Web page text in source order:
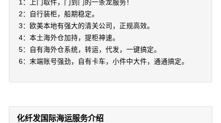
1：上门取件，门到门的一条龙服务！
2：自行装柜，船期稳定。
3：欧美本地有强大的清关公司，正规高效。
4：本土海外仓加持，提柜神速。
5：自有海外仓系统，转运，代发，一键搞定。
6：末端账号强劲，自有卡车，小件中大件，通通搞定。
化纤发国际海运服务介绍